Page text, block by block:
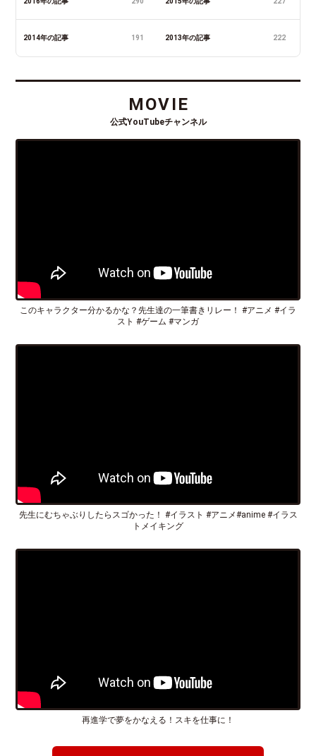
2014年の記事 191 2013年の記事 222
MOVIE
公式YouTubeチャンネル
このキャラクター分かるかな？先生達の一筆書きリレー！ #アニメ #イラ
スト #ゲーム #マンガ
先生にむちゃぶりしたらスゴかった！ #イラスト #アニメ#anime #イラス
トメイキング
再進学で夢をかなえる！スキを仕事に！